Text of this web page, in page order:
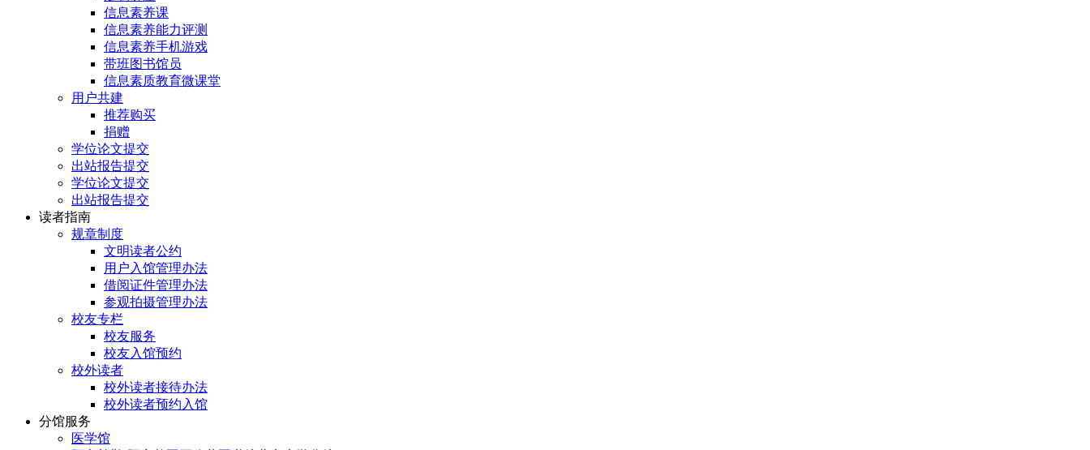
信息素养课
信息素养能力评测
信息素养手机游戏
带班图书馆员
信息素质教育微课堂
用户共建
推荐购买
捐赠
学位论文提交
出站报告提交
学位论文提交
出站报告提交
读者指南
规章制度
文明读者公约
用户入馆管理办法
借阅证件管理办法
参观拍摄管理办法
校友专栏
校友服务
校友入馆预约
校外读者
校外读者接待办法
校外读者预约入馆
分馆服务
医学馆